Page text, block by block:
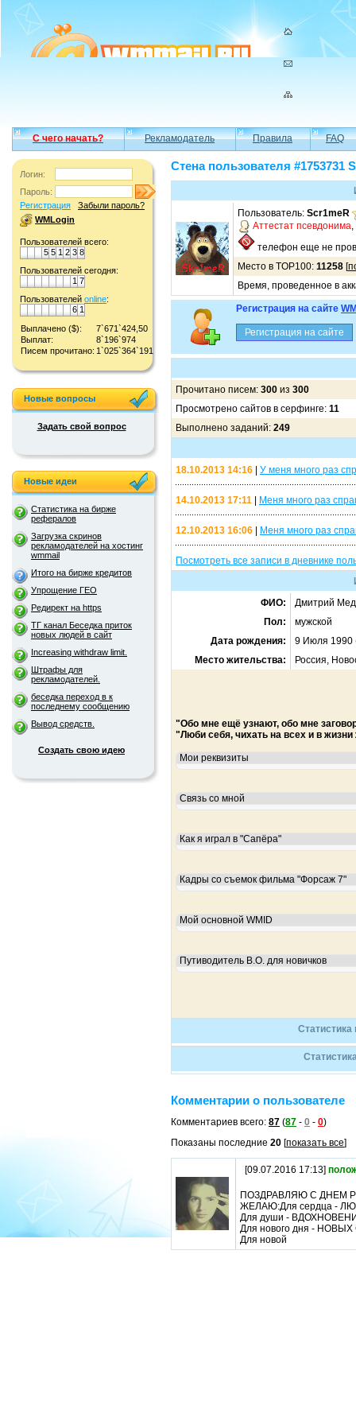
С чего начать? Рекламодатель Правила FAQ
Логин:
Пароль:
Регистрация
Забыли пароль?
WMLogin
Пользователей всего:
5 5 1 2 3 8
Пользователей сегодня:
1 7
Пользователей online:
6 1
Выплачено ($):
7`671`424,50
Выплат:
8`196`974
Писем прочитано: 1`025`364`191
Новые вопросы
Задать свой вопрос
Новые идеи
Статистика на бирже
рефералов
Загрузка скринов
рекламодателей на хостинг
wmmail
Итого на бирже кредитов
Упрощение ГЕО
Редирект на https
ТГ канал Беседка приток
новых людей в сайт
Increasing withdraw limit.
Штрафы для
рекламодателей.
беседка переход в к
последнему сообщению
Вывод средств.
Создать свою идею
Стена пользователя #1753731
Пользователь: Scr1meR
Аттестат псевдонима
телефон еще не
Место в TOP100: 11258 [
Время, проведенное в
Регистрация на сайте
Прочитано писем: 300 из 300
Просмотрено сайтов в серфинге: 11
Выполнено заданий: 249
18.10.2013 14:16 У меня много раз
14.10.2013 17:11 Меня много раз
12.10.2013 16:06 Меня много раз
Посмотреть все записи в дневнике
ФИО:
Дмитрий
Пол:
мужской
Дата рождения:
9 Июля 1990
Место жительства:
Россия,
"Обо мне ещё узнают, обо мне
"Люби себя, чихать на всех и в жизни
Мои реквизиты
Связь со мной
Как я играл в "Сапёра"
Кадры со съемок фильма "Форсаж 7"
Мой основной WMID
Путиводитель В.О. для новичков
Комментарии о пользователе
Комментариев всего: 87 (87 - 0 - 0)
Показаны последние 20 [показать все]
[09.07.2016 17:13]
ПОЗДРАВЛЯЮ С ДНЕМ
ЖЕЛАЮ:Для сердца -
Для души -
Для нового дня -
Для новой